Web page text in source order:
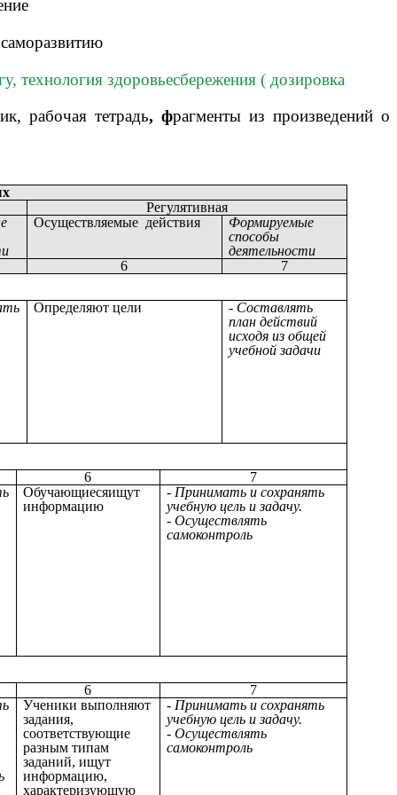
технология здоровьесбережения ( дозировка
рабочая тетрадь, фрагменты из произведений о
Регулятивная
Осуществляемые действия
Формируемые
способы
деятельности
6
7
Определяют цели
- Составлять
план действий
исходя из общей
учебной задачи
6
7
Обучающиесяищут
информацию
- Принимать и сохранять
учебную цель и задачу.
- Осуществлять
самоконтроль
6
7
Ученики выполняют
задания,
соответствующие
разным типам
заданий, ищут
информацию,
характеризующую
- Принимать и сохранять
учебную цель и задачу.
- Осуществлять
самоконтроль